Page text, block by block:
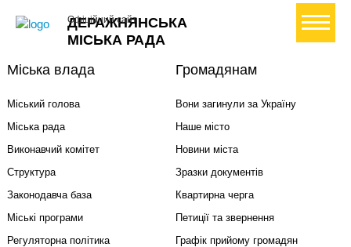
ДЕРАЖНЯНСЬКА
МІСЬКА РАДА
Офіційний сайт+ Створити петицію
Міська влада
Міський голова
Міська рада
Виконавчий комітет
Структура
Законодавча база
Міські програми
Регуляторна політика
Громадянам
Вони загинули за Україну
Наше місто
Новини міста
Зразки документів
Квартирна черга
Петиції та звернення
Графік прийому громадян